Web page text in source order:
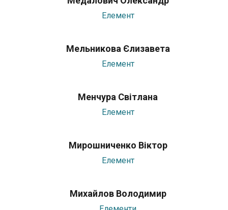
Елемент
Мельникова Єлизавета
Елемент
Менчура Світлана
Елемент
Мирошниченко Віктор
Елемент
Михайлов Володимир